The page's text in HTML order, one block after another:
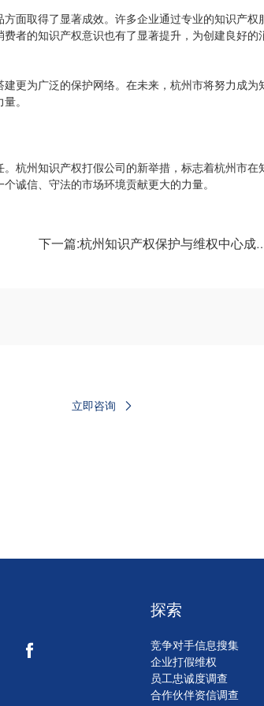
面取得了显著成效。许多企业通过专业的知识产权
者的知识产权意识也有了显著提升，为创建良好的
更为广泛的保护网络。在未来，杭州市将努力成为
。
杭州知识产权打假公司的新举措，标志着杭州市在
诚信、守法的市场环境贡献更大的力量。
下一篇:杭州知识产权保护与
立即咨询
探索
竞争对手信息搜集
企业打假维权
员工忠诚度调查
合作伙伴资信调查